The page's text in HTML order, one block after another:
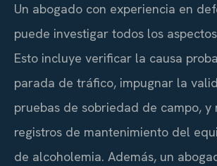
Un abogado con experiencia en
puede investigar todos los
Esto incluye verificar la causa
parada de tráfico, impugnar la
pruebas de sobriedad de campo, y
registros de mantenimiento del
de alcoholemia. Además, un